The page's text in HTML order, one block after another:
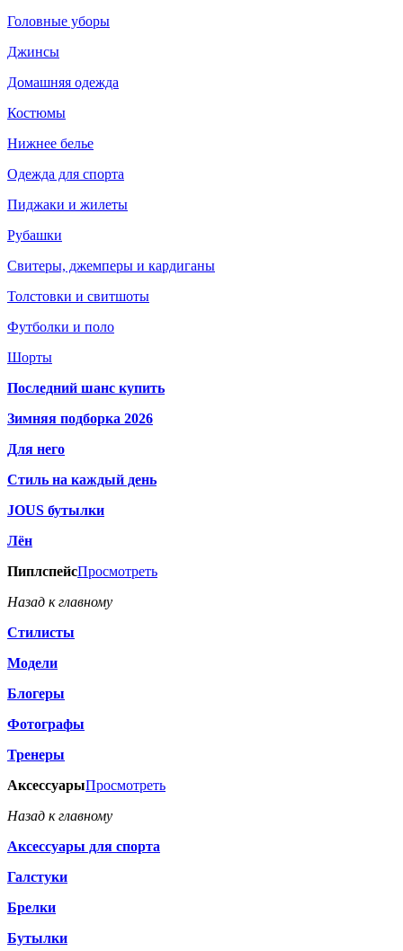
Головные уборы
Джинсы
Домашняя одежда
Костюмы
Нижнее белье
Одежда для спорта
Пиджаки и жилеты
Рубашки
Свитеры, джемперы и кардиганы
Толстовки и свитшоты
Футболки и поло
Шорты
Последний шанс купить
Зимняя подборка 2026
Для него
Стиль на каждый день
JOUS бутылки
Лён
ПиплспейсПросмотреть
Назад к главному
Стилисты
Модели
Блогеры
Фотографы
Тренеры
АксессуарыПросмотреть
Назад к главному
Аксессуары для спорта
Галстуки
Брелки
Бутылки